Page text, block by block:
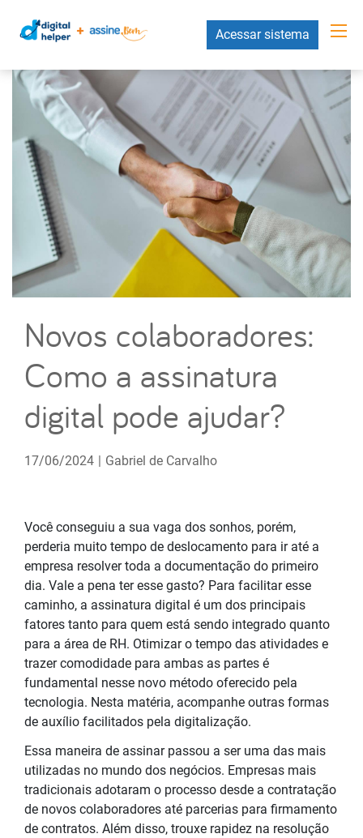
Acessar sistema
Novos colaboradores:
Como a assinatura
digital pode ajudar?
17/06/2024 | Gabriel de Carvalho
Você conseguiu a sua vaga dos sonhos, porém,
perderia muito tempo de deslocamento para ir até a
empresa resolver toda a documentação do primeiro
dia. Vale a pena ter esse gasto? Para facilitar esse
caminho, a assinatura digital é um dos principais
fatores tanto para quem está sendo integrado quanto
para a área de RH. Otimizar o tempo das atividades e
trazer comodidade para ambas as partes é
fundamental nesse novo método oferecido pela
tecnologia. Nesta matéria, acompanhe outras formas
de auxílio facilitados pela digitalização.
Essa maneira de assinar passou a ser uma das mais
utilizadas no mundo dos negócios. Empresas mais
tradicionais adotaram o processo desde a contratação
de novos colaboradores até parcerias para firmamento
de contratos. Além disso, trouxe rapidez na resolução